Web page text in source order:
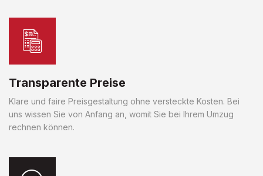
Transparente Preise
Klare und faire Preisgestaltung ohne versteckte Kosten. Bei
uns wissen Sie von Anfang an, womit Sie bei Ihrem Umzug
rechnen können.